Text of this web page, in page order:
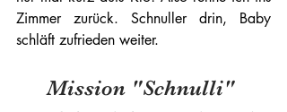
Zimmer zurück. Schnuller drin, Baby
schläft zufrieden weiter.
Mission "Schnulli"